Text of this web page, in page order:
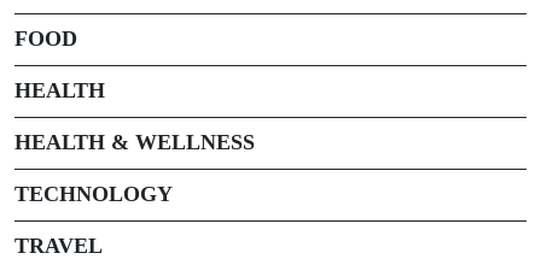
FOOD
HEALTH
HEALTH & WELLNESS
TECHNOLOGY
TRAVEL